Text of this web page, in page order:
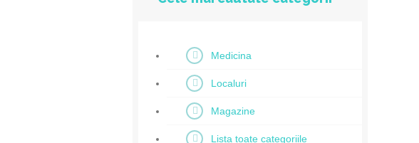
Medicina
Localuri
Magazine
Lista toate categoriile